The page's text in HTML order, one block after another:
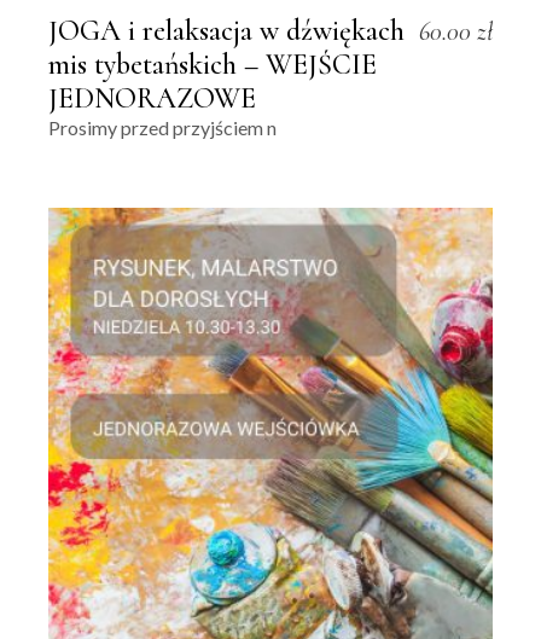
JOGA i relaksacja w dźwiękach
mis tybetańskich – WEJŚCIE
JEDNORAZOWE
60.00 zł
Prosimy przed przyjściem n